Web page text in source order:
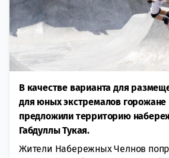
В качестве варианта для
для юных экстремалов горожане
предложили территорию
Габдуллы Тукая.
Жители Набережных Челнов